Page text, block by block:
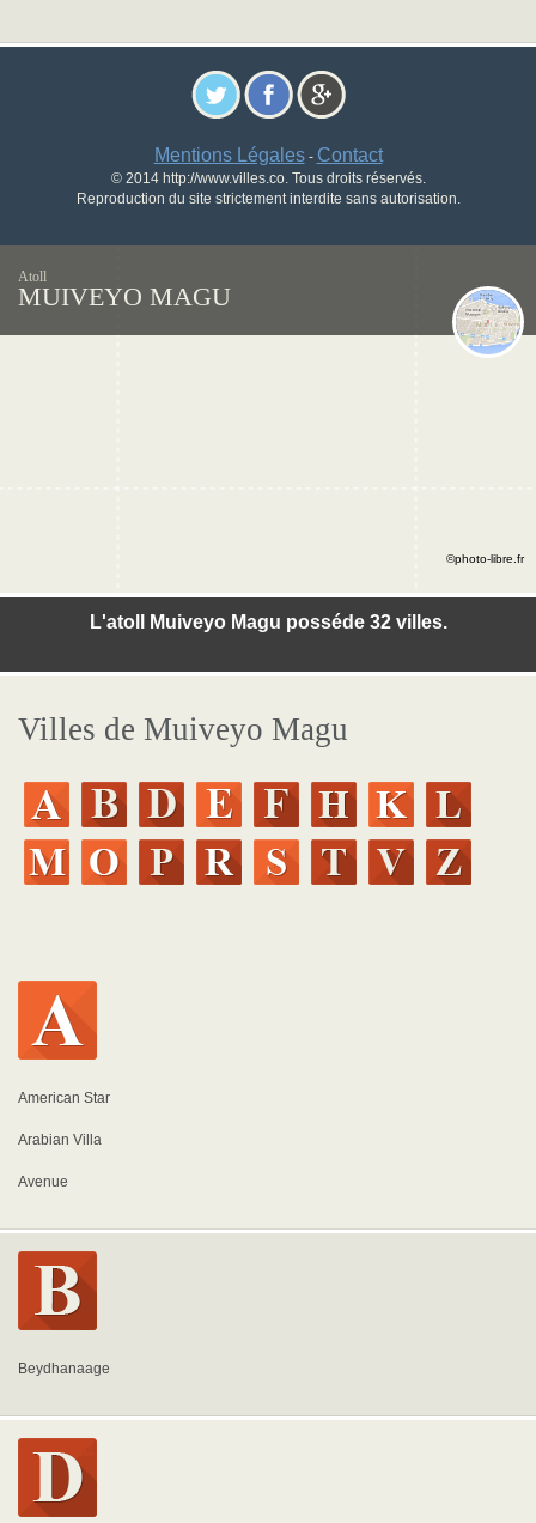
Mentions Légales- Contact
© 2014 http://www.villes.co. Tous droits réservés.
Reproduction du site strictement interdite sans autorisation.
Atoll
MUIVEYO MAGU
L'atoll Muiveyo Magu posséde 32 villes.
©photo-libre.fr
Villes de Muiveyo Magu
American Star
Arabian Villa
Avenue
Beydhanaage